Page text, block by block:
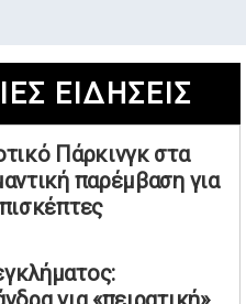
ΕΙΔΗΣΕΙΣ
Πάρκινγκ στα
παρέμβαση για